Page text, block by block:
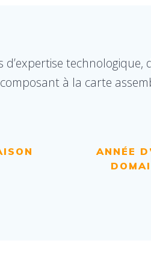
technologique,
à la carte
ANNÉE